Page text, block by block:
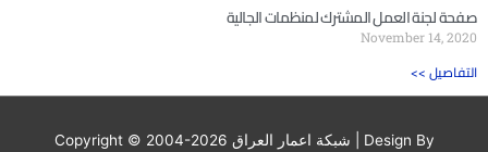
صفحة لجنة العمل المشترك لمنظمات الجالية
November 14, 2020
<< التفاصيل
Copyright © 2004-2026 شبكة اعمار العراق | Design By